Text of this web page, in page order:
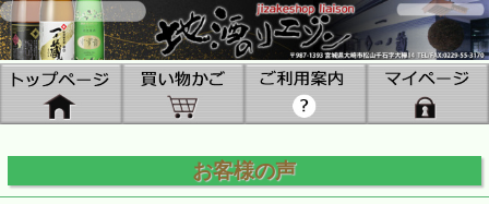
お客様の声